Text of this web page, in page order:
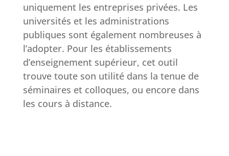
uniquement les entreprises privées. Les
universités et les administrations
publiques sont également nombreuses à
l’adopter. Pour les établissements
d’enseignement supérieur, cet outil
trouve toute son utilité dans la tenue de
séminaires et colloques, ou encore dans
les cours à distance.